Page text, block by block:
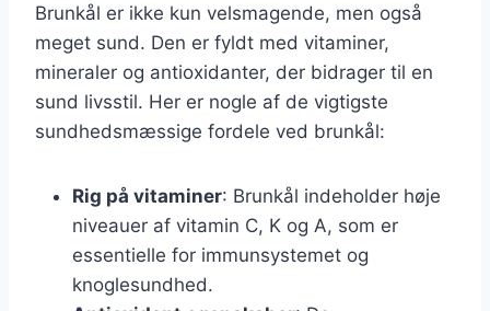
Brunkål er ikke kun velsmagende, men også
meget sund. Den er fyldt med vitaminer,
mineraler og antioxidanter, der bidrager til en
sund livsstil. Her er nogle af de vigtigste
sundhedsmæssige fordele ved brunkål:
Rig på vitaminer: Brunkål indeholder høje
niveauer af vitamin C, K og A, som er
essentielle for immunsystemet og
knoglesundhed.